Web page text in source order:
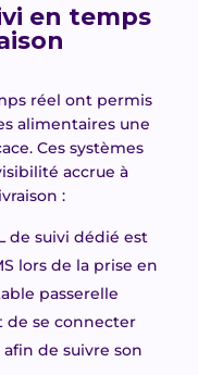
en temps
réel ont permis
alimentaires une
Ces systèmes
accrue à
:
de suivi dédié est
lors de la prise en
passerelle
de se connecter
de suivre son